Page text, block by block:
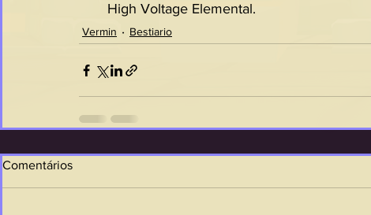
High Voltage Elemental.
Vermin Bestiario
Comentários